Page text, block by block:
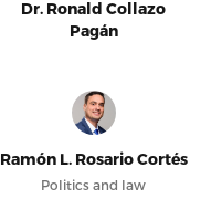
Dr. Ronald Collazo
Pagán
Ramón L. Rosario Cortés
Politics and law